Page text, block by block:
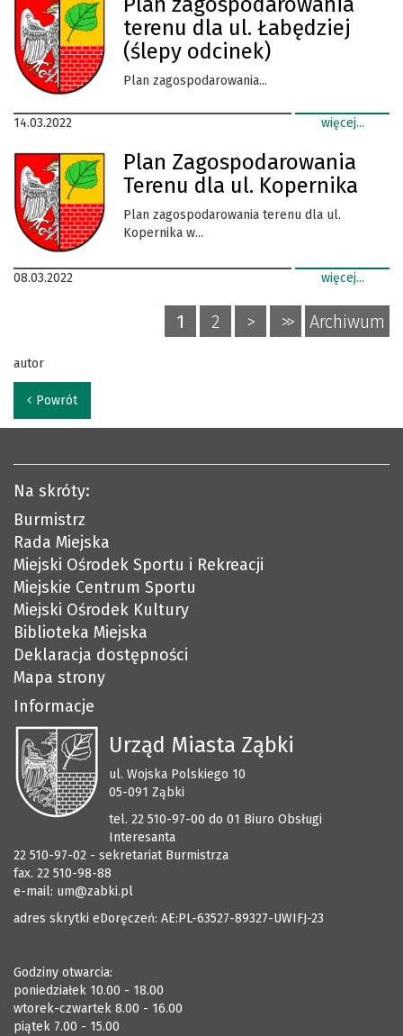
terenu dla ul. Łabędziej
(ślepy odcinek)
Plan zagospodarowania...
14.03.2022 więcej...
Plan Zagospodarowania
Terenu dla ul. Kopernika
Plan zagospodarowania terenu dla ul.
Kopernika w...
08.03.2022 więcej...
1 2 > >> Archiwum
autor
Powrót
Na skróty:
Burmistrz
Rada Miejska
Miejski Ośrodek Sportu i Rekreacji
Miejskie Centrum Sportu
Miejski Ośrodek Kultury
Biblioteka Miejska
Deklaracja dostępności
Mapa strony
Informacje
Urząd Miasta Ząbki
ul. Wojska Polskiego 10
05-091 Ząbki
tel. 22 510-97-00 do 01 Biuro Obsługi
Interesanta
22 510-97-02 - sekretariat Burmistrza
fax. 22 510-98-88
e-mail: um@zabki.pl
adres skrytki eDoręczeń: AE:PL-63527-89327-UWIFJ-23
Godziny otwarcia:
poniedziałek 10.00 - 18.00
wtorek-czwartek 8.00 - 16.00
piątek 7.00 - 15.00